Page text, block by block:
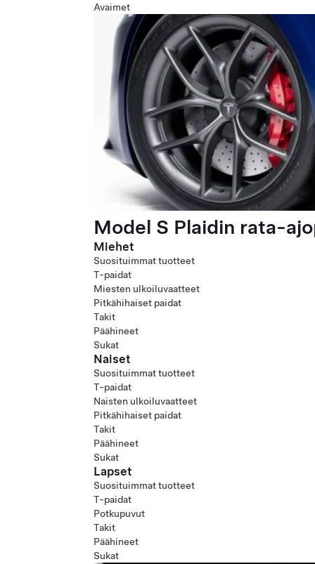
Avaimet
Model S Plaidin rata-
Miehet
Suosituimmat tuotteet
T-paidat
Miesten ulkoiluvaatteet
Pitkähihaiset paidat
Takit
Päähineet
Sukat
Naiset
Suosituimmat tuotteet
T-paidat
Naisten ulkoiluvaatteet
Pitkähihaiset paidat
Takit
Päähineet
Sukat
Lapset
Suosituimmat tuotteet
T-paidat
Potkupuvut
Takit
Päähineet
Sukat